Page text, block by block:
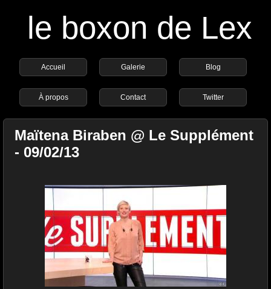
le boxon de Lex
Accueil Galerie Blog
À propos Contact Twitter
Maïtena Biraben @ Le Supplément
- 09/02/13